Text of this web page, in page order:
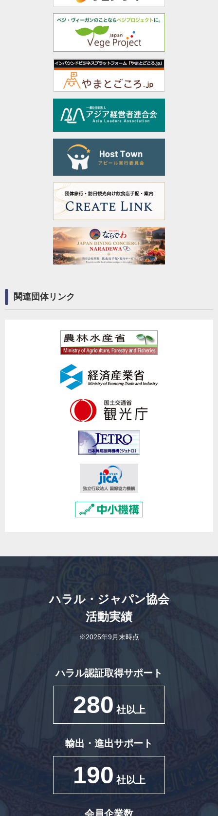
関連団体リンク
ハラル・ジャパン協会
活動実績
※2025年9月末時点
ハラル認証取得サポート
280 社以上
輸出・進出サポート
190 社以上
会員企業数